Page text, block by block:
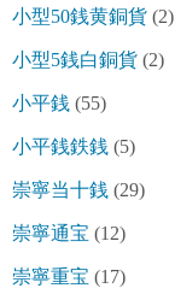
小型50銭黄銅貨 (2)
小型5銭白銅貨 (2)
小平銭 (55)
小平銭鉄銭 (5)
崇寧当十銭 (29)
崇寧通宝 (12)
崇寧重宝 (17)